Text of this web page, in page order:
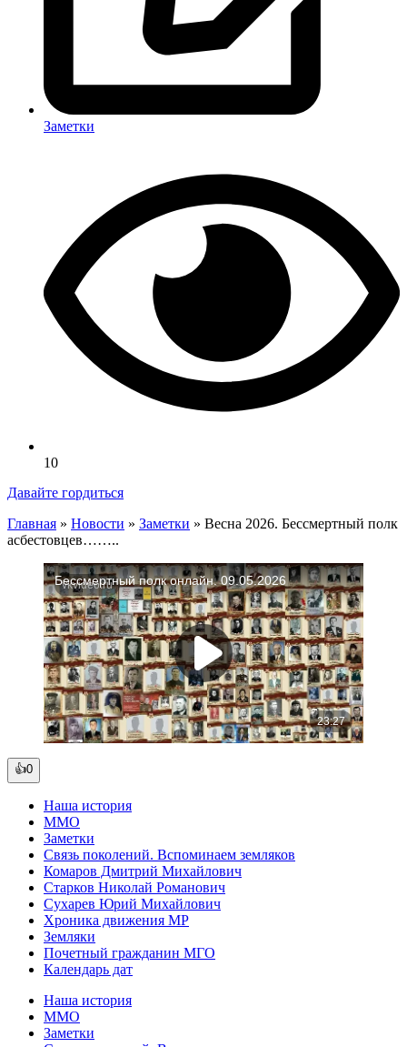
Заметки
10
Давайте гордиться
Главная » Новости » Заметки » Весна 2026. Бессмертный полк
асбестовцев……..
👍0
Наша история
ММО
Заметки
Связь поколений. Вспоминаем земляков
Комаров Дмитрий Михайлович
Старков Николай Романович
Сухарев Юрий Михайлович
Хроника движения МР
Земляки
Почетный гражданин МГО
Календарь дат
Наша история
ММО
Заметки